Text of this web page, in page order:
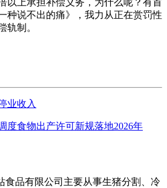
以上承担补偿义务，为什么呢？有首
种说不出的痛》，我力从正在赏罚性
轨制。
业收入
度食物出产许可新规落地2026年
食品有限公司主要从事生猪分割、冷